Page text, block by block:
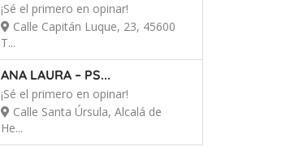
¡Sé el primero en opinar!
Calle Capitán Luque, 23, 45600
T...
ANA LAURA – PS...
¡Sé el primero en opinar!
Calle Santa Úrsula, Alcalá de
He...